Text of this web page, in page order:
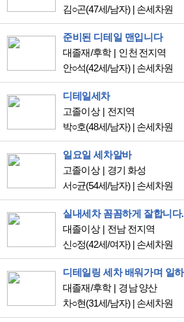
김○곤(47세/남자) | 손세차원
준비된 디테일 맨입니다
대졸재/후학
인천 전지역
안○석(42세/남자) | 손세차원
디테일세차
고졸이상
전지역
박○호(48세/남자) | 손세차원
일요일 세차알바
고졸이상
경기 화성
서○균(54세/남자) | 손세차원
실내세차 꼼꼼하게 잘합니다.
대졸이상
전남 전지역
신○정(42세/여자) | 손세차원
대졸재/후학
경남 양산
차○현(31세/남자) | 손세차원